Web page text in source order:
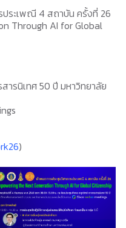
ประเพณี 4 สถาบัน ครั้งที่ 26
Through AI for Global
ารนิเทศ 50 ปี มหาวิทยาลัย
)